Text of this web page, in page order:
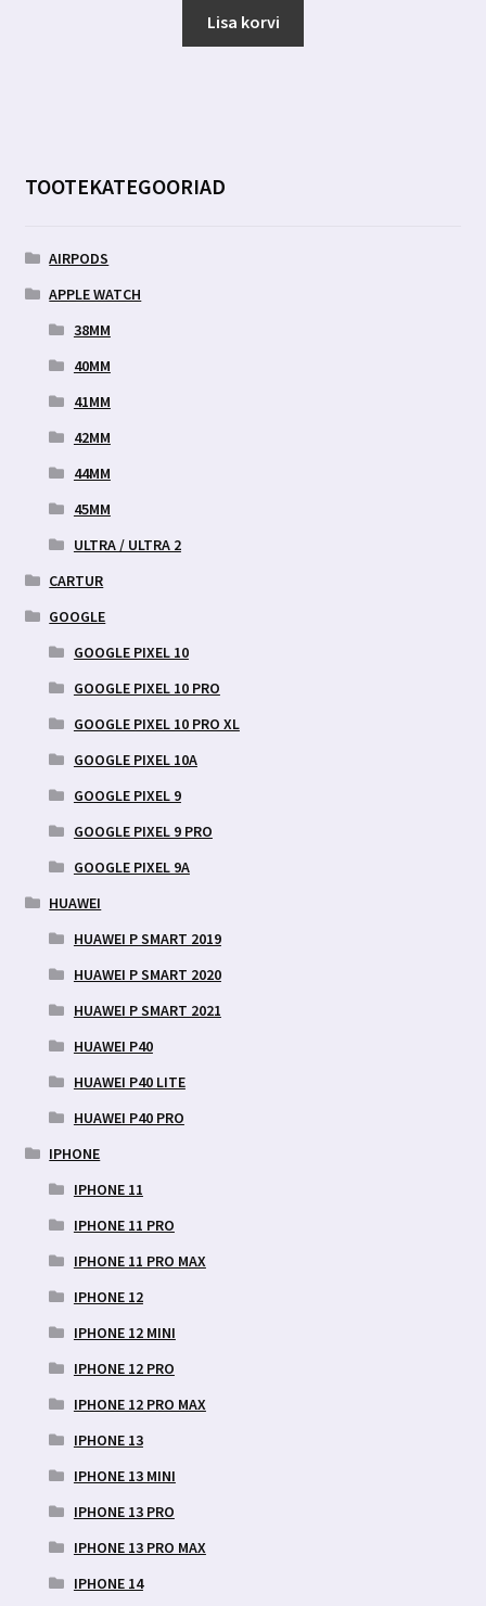
oli:
7.00 €. 3.19 €.
Lisa korvi
TOOTEKATEGOORIAD
AIRPODS
APPLE WATCH
38MM
40MM
41MM
42MM
44MM
45MM
ULTRA / ULTRA 2
CARTUR
GOOGLE
GOOGLE PIXEL 10
GOOGLE PIXEL 10 PRO
GOOGLE PIXEL 10 PRO XL
GOOGLE PIXEL 10A
GOOGLE PIXEL 9
GOOGLE PIXEL 9 PRO
GOOGLE PIXEL 9A
HUAWEI
HUAWEI P SMART 2019
HUAWEI P SMART 2020
HUAWEI P SMART 2021
HUAWEI P40
HUAWEI P40 LITE
HUAWEI P40 PRO
IPHONE
IPHONE 11
IPHONE 11 PRO
IPHONE 11 PRO MAX
IPHONE 12
IPHONE 12 MINI
IPHONE 12 PRO
IPHONE 12 PRO MAX
IPHONE 13
IPHONE 13 MINI
IPHONE 13 PRO
IPHONE 13 PRO MAX
IPHONE 14